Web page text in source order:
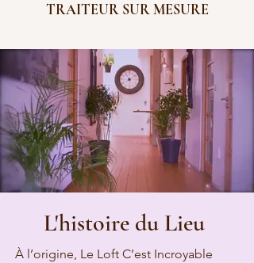
TRAITEUR SUR MESURE
L'histoire du Lieu
À l’origine, Le Loft C’est Incroyable